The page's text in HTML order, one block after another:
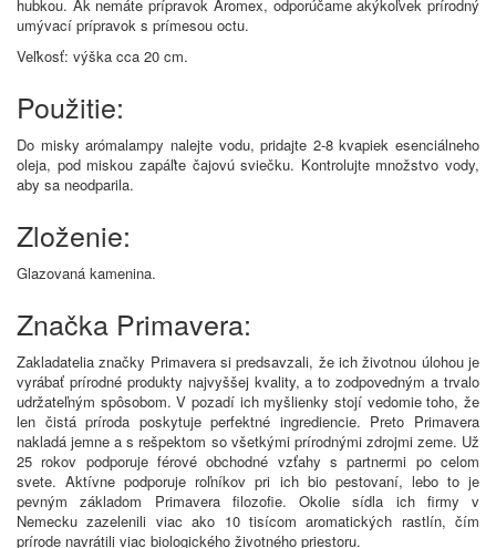
hubkou. Ak nemáte prípravok Aromex, odporúčame akýkoľvek prírodný
umývací prípravok s prímesou octu.
Veľkosť: výška cca 20 cm.
Použitie:
Do misky arómalampy nalejte vodu, pridajte 2-8 kvapiek esenciálneho
oleja, pod miskou zapáľte čajovú sviečku. Kontrolujte množstvo vody,
aby sa neodparila.
Zloženie:
Glazovaná kamenina.
Značka Primavera:
Zakladatelia značky Primavera si predsavzali, že ich životnou úlohou je
vyrábať prírodné produkty najvyššej kvality, a to zodpovedným a trvalo
udržateľným spôsobom. V pozadí ich myšlienky stojí vedomie toho, že
len čistá príroda poskytuje perfektné ingrediencie. Preto Primavera
nakladá jemne a s rešpektom so všetkými prírodnými zdrojmi zeme. Už
25 rokov podporuje férové ​​obchodné vzťahy s partnermi po celom
svete. Aktívne podporuje roľníkov pri ich bio pestovaní, lebo to je
pevným základom Primavera filozofie. Okolie sídla ich firmy v
Nemecku zazelenili viac ako 10 tisícom aromatických rastlín, čím
prírode navrátili viac biologického životného priestoru.